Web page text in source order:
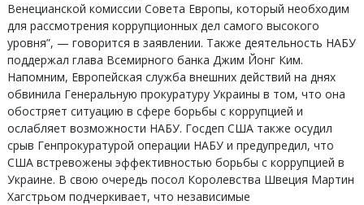
Венецианской комиссии Совета Европы, который необходим
для рассмотрения коррупционных дел самого высокого
уровня”, — говорится в заявлении. Также деятельность НАБУ
поддержал глава Всемирного банка Джим Йонг Ким.
Напомним, Европейская служба внешних действий на днях
обвинила Генеральную прокуратуру Украины в том, что она
обостряет ситуацию в сфере борьбы с коррупцией и
ослабляет возможности НАБУ. Госдеп США также осудил
срыв Генпрокуратурой операции НАБУ и предупредил, что
США встревожены эффективностью борьбы с коррупцией в
Украине. В свою очередь посол Королевства Швеция Мартин
Хагстрьом подчеркивает, что независимые